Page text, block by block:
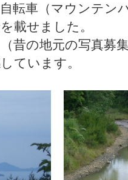
転車（マウンテン
載せました。
昔の地元の写真
ています。